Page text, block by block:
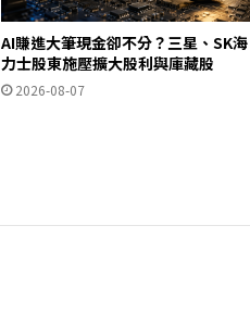
AI賺進大筆現金卻不分？三星、SK海
力士股東施壓擴大股利與庫藏股
2026-08-07